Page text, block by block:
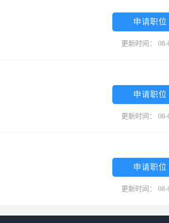
申请职位
更新时间： 08-
申请职位
更新时间： 08-
申请职位
更新时间： 08-